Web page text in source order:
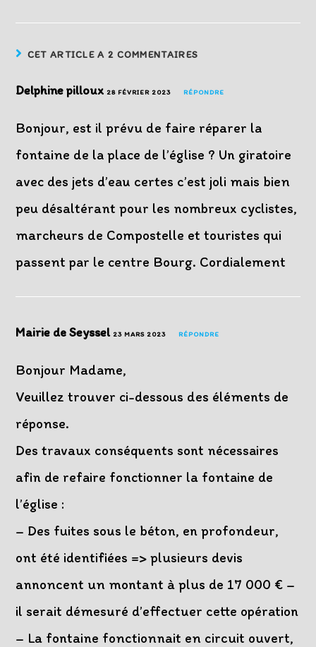
CET ARTICLE A 2 COMMENTAIRES
Delphine pilloux 28 FÉVRIER 2023 RÉPONDRE
Bonjour, est il prévu de faire réparer la
fontaine de la place de l’église ? Un giratoire
avec des jets d’eau certes c’est joli mais bien
peu désaltérant pour les nombreux cyclistes,
marcheurs de Compostelle et touristes qui
passent par le centre Bourg. Cordialement
Mairie de Seyssel 23 MARS 2023 RÉPONDRE
Bonjour Madame,
Veuillez trouver ci-dessous des éléments de
réponse.
Des travaux conséquents sont nécessaires
afin de refaire fonctionner la fontaine de
l’église :
– Des fuites sous le béton, en profondeur,
ont été identifiées => plusieurs devis
annoncent un montant à plus de 17 000 € –
il serait démesuré d’effectuer cette opération
– La fontaine fonctionnait en circuit ouvert,